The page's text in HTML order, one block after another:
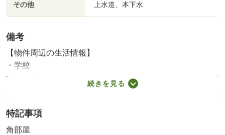
その他 上水道、本下水
備考
【物件周辺の生活情報】
・学校
練馬区立北町西小学校（650m）、練馬区立開進第一中学校
スーパー（470m）、ドラッグストア（480m）
・その他施設
続きを見る
特記事項
角部屋